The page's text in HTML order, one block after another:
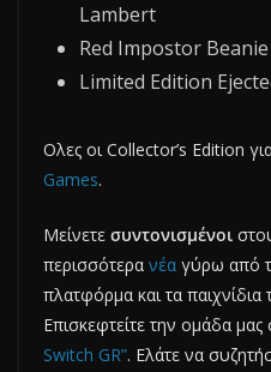
Lambert
Red Impostor
Limited Edition
Oλες οι Collector’s Edition
Games.
Μείνετε συντονισμένοι
περισσότερα νέα γύρω από
πλατφόρμα και τα παιχνίδια
Επισκεφτείτε την ομάδα
Switch GR”. Ελάτε να